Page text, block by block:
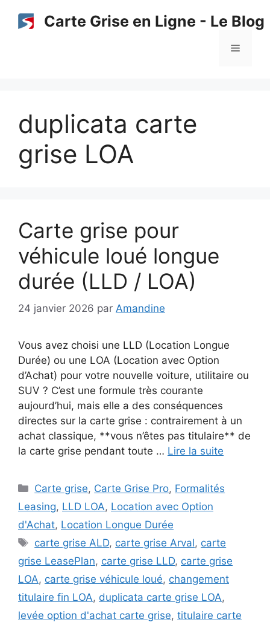
Carte Grise en Ligne - Le Blog
Menu
duplicata carte
grise LOA
Carte grise pour
véhicule loué longue
durée (LLD / LOA)
24 janvier 2026 par Amandine
Vous avez choisi une LLD (Location Longue
Durée) ou une LOA (Location avec Option
d’Achat) pour votre nouvelle voiture, utilitaire ou
SUV ? C’est une formule très courante
aujourd’hui, mais elle a des conséquences
directes sur la carte grise : contrairement à un
achat classique, **vous n’êtes pas titulaire** de
la carte grise pendant toute … Lire la suite
Catégories
Carte grise, Carte Grise Pro, Formalités
Leasing, LLD LOA, Location avec Option
d'Achat, Location Longue Durée
Étiquettes
carte grise ALD, carte grise Arval, carte
grise LeasePlan, carte grise LLD, carte grise
LOA, carte grise véhicule loué, changement
titulaire fin LOA, duplicata carte grise LOA,
levée option d'achat carte grise, titulaire carte